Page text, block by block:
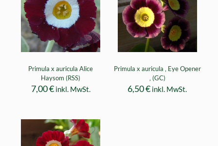
Primula x auricula Alice
Haysom (RSS)
7,00€ inkl. MwSt.
Primula x auricula ‚ Eye Opener
‚ (GC)
6,50€ inkl. MwSt.